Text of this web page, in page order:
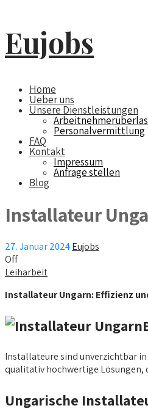
Eujobs
Home
Ueber uns
Unsere Dienstleistungen
Personalvermittlung
FAQ
Kontakt
Impressum
Anfrage stellen
Blog
Installateur
27. Januar 2024Eujobs
Off
Leiharbeit
Installateur Ungarn: Effizienz
Installateure sind unverzichtbar
qualitativ hochwertige Lösungen,
Ungarische